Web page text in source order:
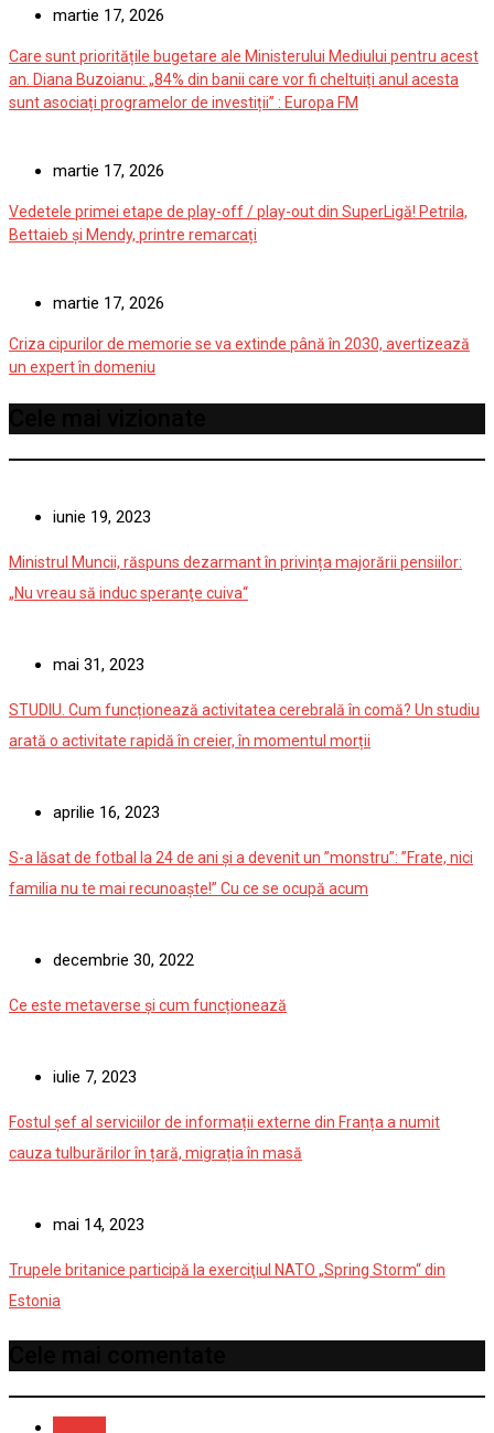
martie 17, 2026
Care sunt prioritățile bugetare ale Ministerului Mediului pentru acest
an. Diana Buzoianu: „84% din banii care vor fi cheltuiți anul acesta
sunt asociați programelor de investiții” : Europa FM
martie 17, 2026
Vedetele primei etape de play-off / play-out din SuperLigă! Petrila,
Bettaieb și Mendy, printre remarcați
martie 17, 2026
Criza cipurilor de memorie se va extinde până în 2030, avertizează
un expert în domeniu
iunie 19, 2023
Ministrul Muncii, răspuns dezarmant în privința majorării pensiilor:
„Nu vreau să induc speranţe cuiva“
mai 31, 2023
STUDIU. Cum funcționează activitatea cerebrală în comă? Un studiu
arată o activitate rapidă în creier, în momentul morții
aprilie 16, 2023
S-a lăsat de fotbal la 24 de ani și a devenit un ”monstru”: ”Frate, nici
familia nu te mai recunoaște!” Cu ce se ocupă acum
decembrie 30, 2022
Ce este metaverse și cum funcționează
iulie 7, 2023
Fostul șef al serviciilor de informații externe din Franța a numit
cauza tulburărilor în țară, migrația în masă
mai 14, 2023
Trupele britanice participă la exerciţiul NATO „Spring Storm“ din
Estonia